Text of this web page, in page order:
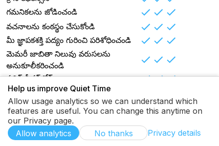
గమనికలను జోడించండి
వచనాలను కంఠస్థం చేసుకోండి
మీ జ్ఞాపకశక్తి పద్యం గురించి పరిశోధించండి
మెమరీ జాబితా నిలువు వరుసలను
అనుకూలీకరించండి
పబ్లిక్ లీడర్‌బోర్డ్
ప్రార్థన
ప్రార్థన అభ్యర్థనలు
ప్రార్థన అంశాలు
ప్రార్థన సమూహాలు
Help us improve Quiet Time
Allow usage analytics so we can understand which
features are useful. You can change this anytime on
our Privacy page.
Allow analytics
No thanks Privacy details